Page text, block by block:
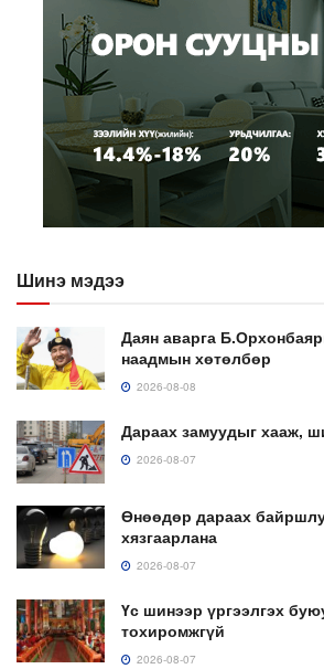
Шинэ мэдээ
Даян аварга
наадмын хөтөлбөр
2026-08-08
Дараах замуудыг хааж,
2026-08-07
Өнөөдөр дараах
хязгаарлана
2026-08-07
Үс шинээр үргээлгэх
тохиромжгүй
2026-08-07